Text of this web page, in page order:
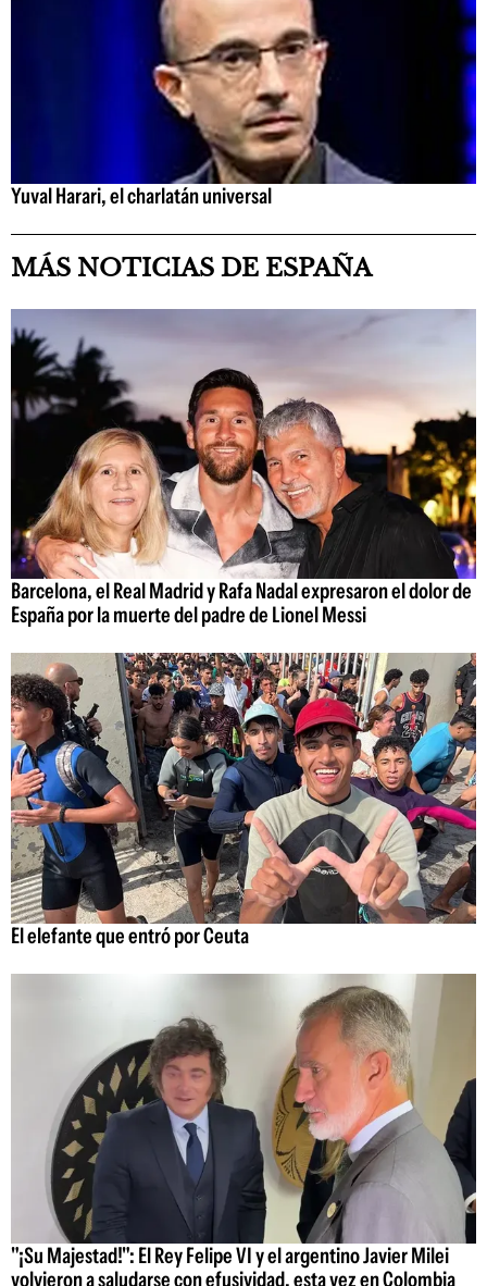
Yuval Harari, el charlatán universal
MÁS NOTICIAS DE ESPAÑA
Barcelona, el Real Madrid y Rafa Nadal expresaron el dolor de
España por la muerte del padre de Lionel Messi
El elefante que entró por Ceuta
"¡Su Majestad!": El Rey Felipe VI y el argentino Javier Milei
volvieron a saludarse con efusividad, esta vez en Colombia